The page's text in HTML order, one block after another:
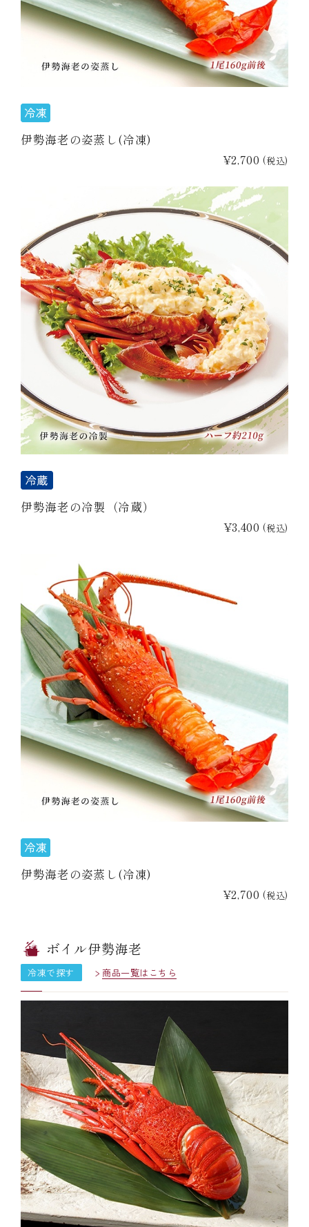
伊勢海老の姿蒸し(冷凍)
¥2,700 (税込)
伊勢海老の冷製（冷蔵）
¥3,400 (税込)
伊勢海老の姿蒸し(冷凍)
¥2,700 (税込)
ボイル伊勢海老
冷凍で探す 商品一覧はこちら